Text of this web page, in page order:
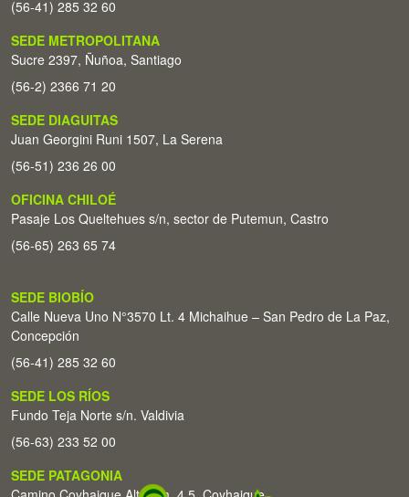
(56-41) 285 32 60
SEDE METROPOLITANA
Sucre 2397, Ñuñoa, Santiago
(56-2) 2366 71 20
SEDE DIAGUITAS
Juan Georgini Runi 1507, La Serena
(56-51) 236 26 00
OFICINA CHILOÉ
Pasaje Los Queltehues s/n, sector de Putemun, Castro
(56-65) 263 65 74
SEDE BIOBÍO
Calle Nueva Uno N°3570 Lt. 4 Michaihue – San Pedro de La Paz,
Concepción
(56-41) 285 32 60
SEDE LOS RÍOS
Fundo Teja Norte s/n. Valdivia
(56-63) 233 52 00
SEDE PATAGONIA